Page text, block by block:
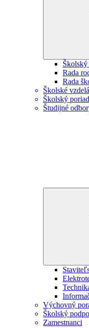
Školský
Rada
Rada
Školské
Školský
Študijné
Výchovný
Školský
Zamestnanci